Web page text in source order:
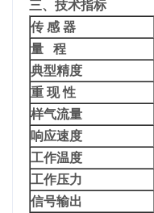
三、技术指标
传 感 器
量 程
典型精度
重 现 性
样气流量
响应速度
工作温度
工作压力
信号输出